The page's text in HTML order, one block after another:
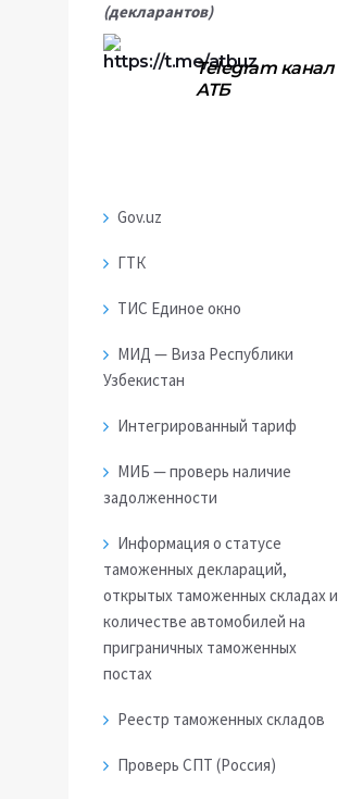
(декларантов)
Telegram канал
АТБ
Gov.uz
ГТК
ТИС Единое окно
МИД — Виза Республики
Узбекистан
Интегрированный тариф
МИБ — проверь наличие
задолженности
Информация о статусе
таможенных деклараций,
открытых таможенных складах и
количестве автомобилей на
приграничных таможенных
постах
Реестр таможенных складов
Проверь СПТ (Россия)